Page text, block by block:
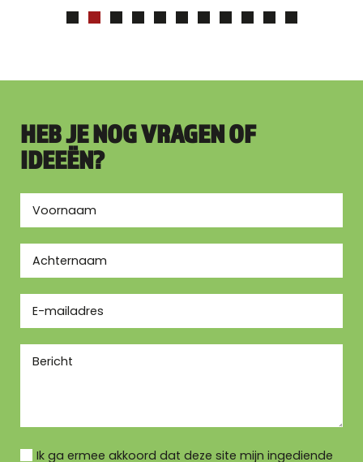
HEB JE NOG VRAGEN OF
IDEEËN?
Ik ga ermee akkoord dat deze site mijn ingediende